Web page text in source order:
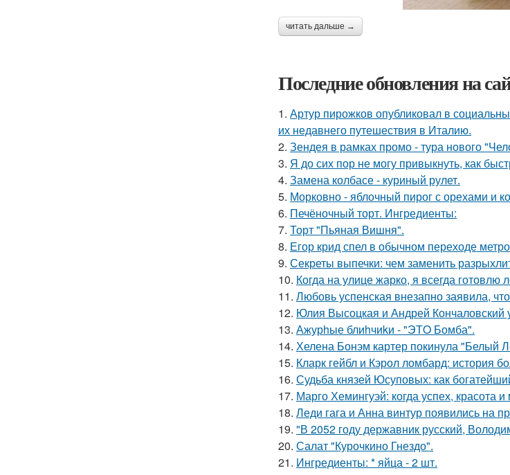
читать дальше →
Последние обновления на
1. Артур пирожков опубликовал в
их недавнего путешествия в Италию.
2. Зендея в рамках промо - тура нового
3. Я до сих пор не могу привыкнуть, как
4. Замена колбасе - куриный рулет.
5. Морковно - яблочный пирог с орехами и
6. Печёночный торт. Ингредиенты:
7. Торт "Пьяная Вишня".
8. Егор крид спел в обычном переходе
9. Секреты выпечки: чем заменить
10. Когда на улице жарко, я всегда
11. Любовь успенская внезапно заявила,
12. Юлия Высоцкая и Андрей Кончаловский
13. Ажурhые блиhчиkи - "ЭТO Бомба".
14. Хелена Бонэм картер покинула "Белый
15. Кларк гейбл и Кэрол ломбард: история
16. Судьба князей Юсуповых: как
17. Марго Хемингуэй: когда успех, красота
18. Леди гага и Анна винтур появились на
19. "В 2052 году державник русский,
20. Салат "Курочкино Гнездо".
21. Ингредиенты: * яйца - 2 шт.